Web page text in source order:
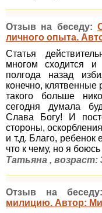
Отзыв на беседу:
личного опыта.
Статья
многом сходится
полгода назад
конечно, клятвенные
такого больше
сегодня думала
Слава Богу! И
стороны,
и т.д. Благо,
что к чему, но я
Татьяна , возраст:
Отзыв на
милицию. Автор: